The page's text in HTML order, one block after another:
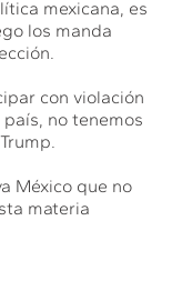
mexicana, es
los manda
con violación
no tenemos
México que no
materia